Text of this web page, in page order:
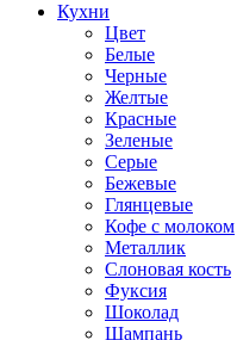
Кухни
Цвет
Белые
Черные
Желтые
Красные
Зеленые
Серые
Бежевые
Глянцевые
Кофе с молоком
Металлик
Слоновая кость
Фуксия
Шоколад
Шампань